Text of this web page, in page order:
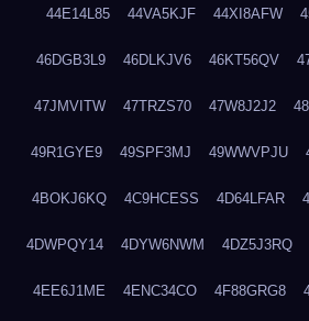
44E14L85 44VA5KJF 44XI8AFW
46DGB3L9 46DLKJV6 46KT56QV
47JMVITW 47TRZS70 47W8J2J2
49R1GYE9 49SPF3MJ 49WWVPJU
4BOKJ6KQ 4C9HCESS 4D64LFAR
4DWPQY14 4DYW6NWM 4DZ5J3RQ
4EE6J1ME 4ENC34CO 4F88GRG8